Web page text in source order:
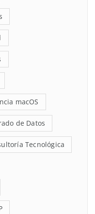
macOS
de Datos
Tecnológica